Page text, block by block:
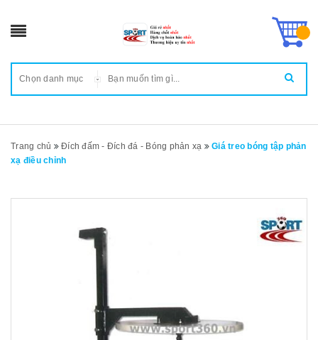
Chọn danh mục
Trang chủ Đích đấm - Đích đá - Bóng phản xạ
Giá treo bóng tập phản
xạ điều chỉnh